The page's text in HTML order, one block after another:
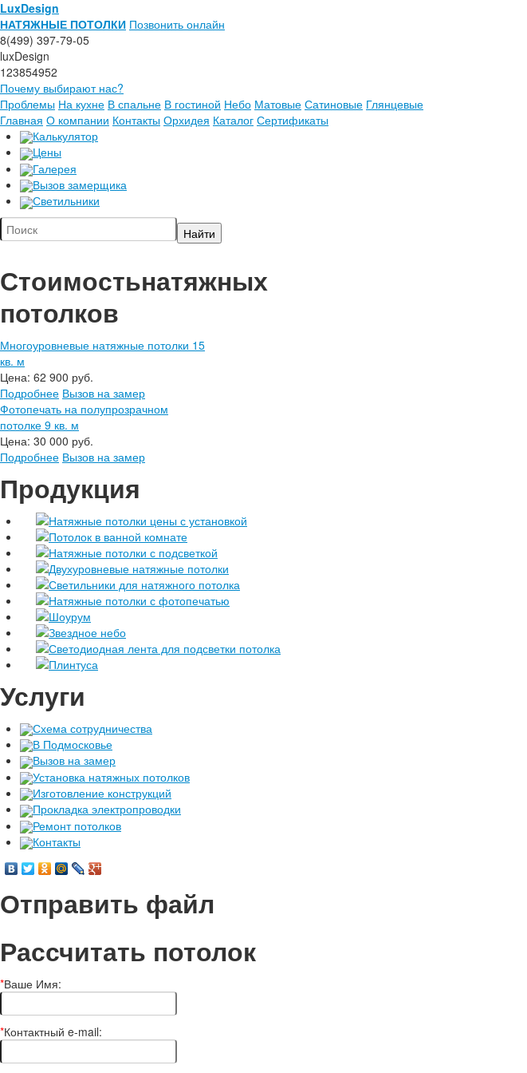
LuxDesign
НАТЯЖНЫЕ ПОТОЛКИ Позвонить онлайн
8(499) 397-79-05
luxDesign
123854952
Почему выбирают нас?
Проблемы На кухне В спальне В гостиной Небо Матовые Сатиновые Глянцевые
Главная О компании Контакты Орхидея Каталог Сертификаты
Калькулятор
Цены
Галерея
Вызов замерщика
Светильники
Стоимостьнатяжных
потолков
Многоуровневые натяжные потолки 15
кв. м
Цена: 62 900 руб.
Подробнее Вызов на замер
Фотопечать на полупрозрачном
потолке 9 кв. м
Цена: 30 000 руб.
Подробнее Вызов на замер
Продукция
Натяжные потолки цены с установкой
Потолок в ванной комнате
Натяжные потолки с подсветкой
Двухуровневые натяжные потолки
Светильники для натяжного потолка
Натяжные потолки с фотопечатью
Шоурум
Звездное небо
Светодиодная лента для подсветки потолка
Плинтуса
Услуги
Схема сотрудничества
В Подмосковье
Вызов на замер
Установка натяжных потолков
Изготовление конструкций
Прокладка электропроводки
Ремонт потолков
Контакты
Отправить файл
Рассчитать потолок
*Ваше Имя:
*Контактный e-mail: